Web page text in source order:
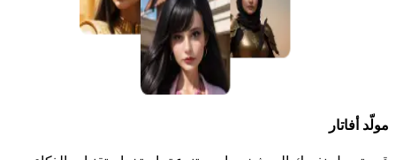
مولّد أفاتار